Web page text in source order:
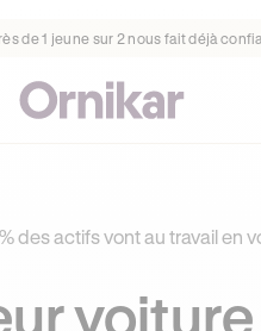
école de France³ Près de
des actifs vont au travail en
voiture